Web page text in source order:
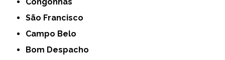
São Francisco
Campo Belo
Bom Despacho